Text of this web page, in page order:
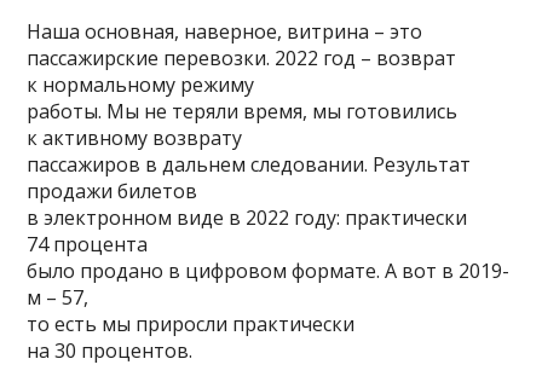
Наша основная, наверное, витрина – это
пассажирские перевозки. 2022 год – возврат
к нормальному режиму
работы. Мы не теряли время, мы готовились
к активному возврату
пассажиров в дальнем следовании. Результат
продажи билетов
в электронном виде в 2022 году: практически
74 процента
было продано в цифровом формате. А вот в 2019-
м – 57,
то есть мы приросли практически
на 30 процентов.